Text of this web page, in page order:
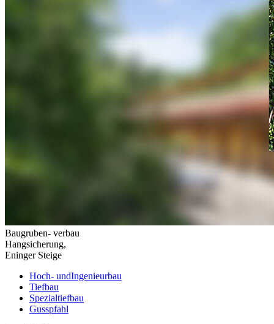
Baugruben- verbau
Hangsicherung,
Eninger Steige
Hoch- undIngenieurbau
Tiefbau
Spezialtiefbau
Gusspfahl